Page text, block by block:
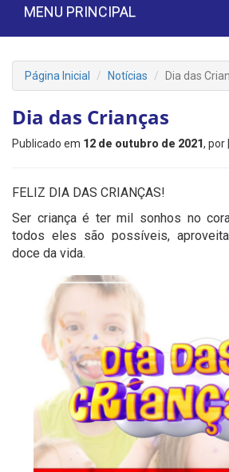
MENU PRINCIPAL
Página Inicial Notícias Dia das
Dia das Crianças
Publicado em 12 de outubro de 2021, por
FELIZ DIA DAS CRIANÇAS!
Ser criança é ter mil sonhos no
todos eles são possíveis,
doce da vida.